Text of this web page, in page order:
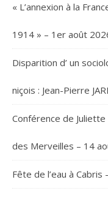
« L’annexion à la
1914 » – 1er août
Disparition d’ un
niçois : Jean-Pierre
Conférence de
des Merveilles – 14
Fête de l’eau à